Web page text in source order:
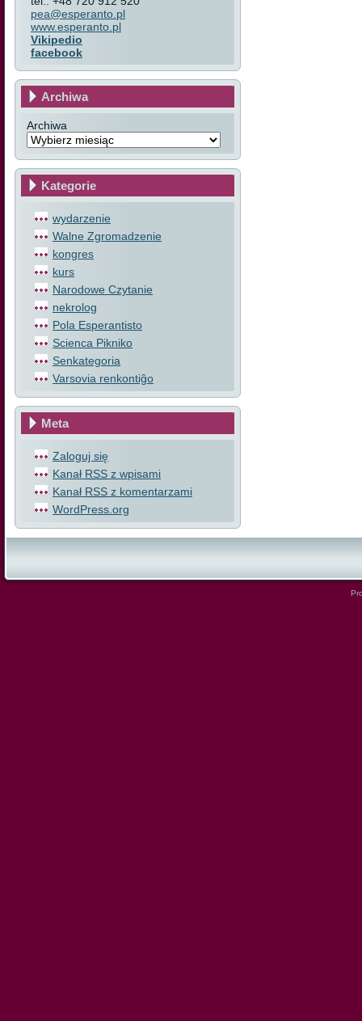
pea@esperanto.pl
www.esperanto.pl
Vikipedio
facebook
Archiwa
Archiwa
Kategorie
wydarzenie
Walne Zgromadzenie
kongres
kurs
Narodowe Czytanie
nekrolog
Pola Esperantisto
Scienca Pikniko
Senkategoria
Varsovia renkontiĝo
Meta
Zaloguj się
Kanał RSS z wpisami
Kanał RSS z komentarzami
WordPress.org